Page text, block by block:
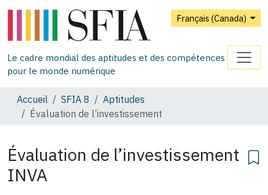
Français (Canada)
Le cadre mondial des aptitudes et des compétences
pour le monde numérique
Accueil SFIA 8
Aptitudes
Évaluation de l’investissement
Évaluation de l’investissement
INVA